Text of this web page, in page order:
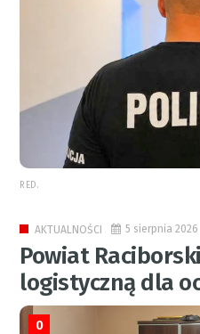
RED.
AKTUALNOŚCI 5 sierpnia 2026
Powiat
logistyczną dla
0